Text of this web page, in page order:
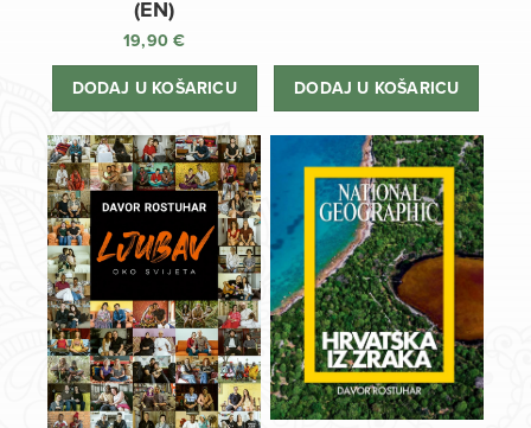
(EN)
19,90€
DODAJ U KOŠARICU
38,80 €.
34,90 €.
DODAJ U KOŠARICU